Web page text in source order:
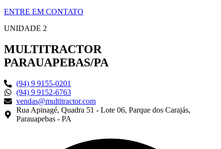
ENTRE EM CONTATO
UNIDADE 2
MULTITRACTOR
PARAUAPEBAS/PA
(94) 9 9155-0201
(94) 9 9152-6763
vendas@multitractor.com
Rua Apinagé, Quadra 51 - Lote 06, Parque dos Carajás,
Parauapebas - PA